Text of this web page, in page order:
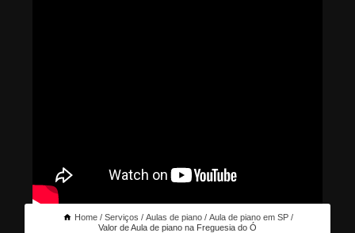
Home Serviços Aulas de piano
Aula de piano em SP
Valor de Aula de piano na Freguesia do Ó